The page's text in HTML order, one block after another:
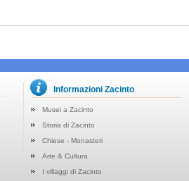
Informazioni Zacinto
Musei a Zacinto
Storia di Zacinto
Chiese - Monasteri
Arte & Cultura
I villaggi di Zacinto